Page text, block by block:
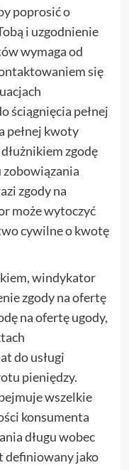
poprosić o
i uzgodnienie
wymaga od
się
ściągnięcia pełnej
pełnej kwoty
zgodę
zobowiązania
zgody na
może wytoczyć
cywilne o kwotę
windykator
zgody na ofertę
na ofertę ugody,
do usługi
pieniędzy.
wszelkie
konsumenta
długu wobec
definiowany jako